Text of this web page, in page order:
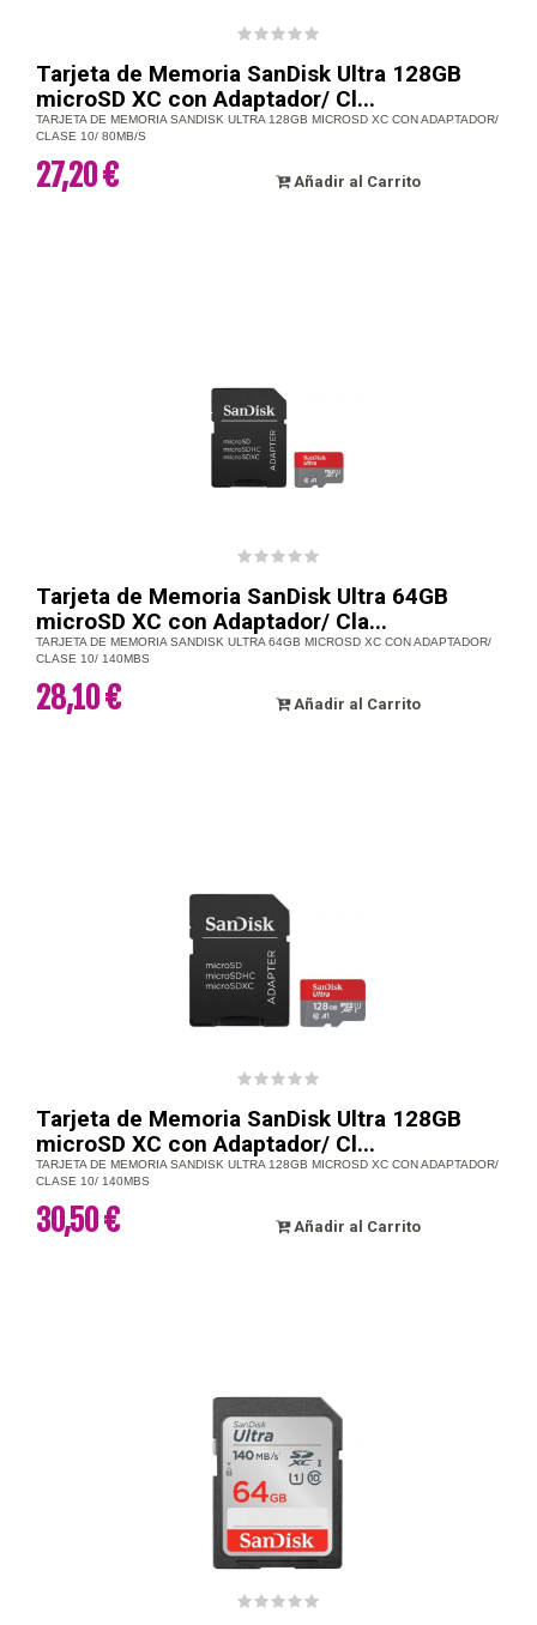
Tarjeta de Memoria SanDisk Ultra 128GB
microSD XC con Adaptador/ Cl...
TARJETA DE MEMORIA SANDISK ULTRA 128GB MICROSD XC CON ADAPTADOR/
CLASE 10/ 80MB/S
27,20 € Añadir al Carrito
Tarjeta de Memoria SanDisk Ultra 64GB
microSD XC con Adaptador/ Cla...
TARJETA DE MEMORIA SANDISK ULTRA 64GB MICROSD XC CON ADAPTADOR/
CLASE 10/ 140MBS
28,10 € Añadir al Carrito
Tarjeta de Memoria SanDisk Ultra 128GB
microSD XC con Adaptador/ Cl...
TARJETA DE MEMORIA SANDISK ULTRA 128GB MICROSD XC CON ADAPTADOR/
CLASE 10/ 140MBS
30,50 € Añadir al Carrito